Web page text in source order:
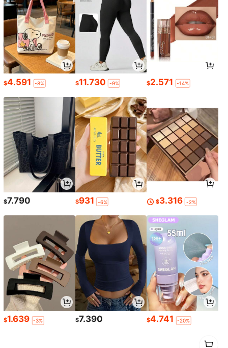
$4.591 -8% $11.730 -9% $2.571 -14%
$7.790 $931 -6% $3.316 -2%
$1.639 -3% $7.390 $4.741 -20%